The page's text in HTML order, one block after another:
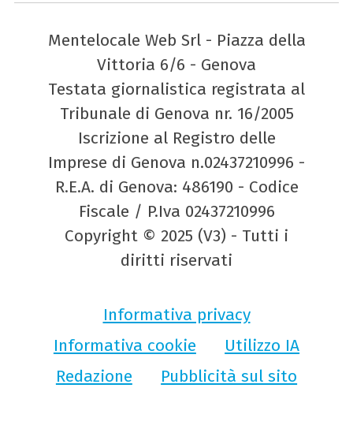
Mentelocale Web Srl - Piazza della
Vittoria 6/6 - Genova
Testata giornalistica registrata al
Tribunale di Genova nr. 16/2005
Iscrizione al Registro delle
Imprese di Genova n.02437210996 -
R.E.A. di Genova: 486190 - Codice
Fiscale / P.Iva 02437210996
Copyright © 2025 (V3) - Tutti i
diritti riservati
Informativa privacy
Informativa cookie
Utilizzo IA
Redazione
Pubblicità sul sito